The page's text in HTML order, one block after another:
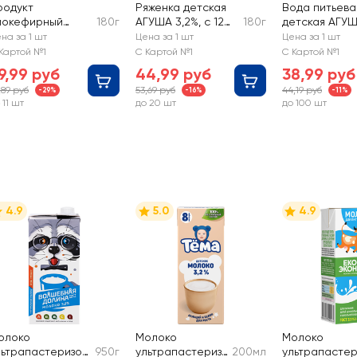
АГУША
с 8 месяцев,
180г
за 1 шт
№1
руб
руб -29%
шт
Ряженка детская
АГУША 3,2%, с 12
месяцев, без змж
180г
Цена за 1 шт
С Картой №1
44,99 руб
53,69 руб -16%
до 20 шт
Вода
детская
0 месяцев
Цена за 1 шт
С Картой №1
38,99 руб
44,19 руб -11%
до 100 шт
4.9
950г
5.0
Молоко
ультрапастеризо 200мл
4.9
Молоко